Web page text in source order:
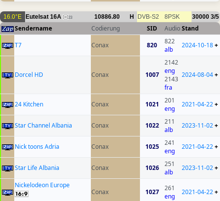
16.0°E Eutelsat 16A 23 10886.80 H DVB-S2 8PSK 30000 3/5
Sendername Codierung SID AudioStand
T7
Conax 820
822
alb
2024-10-18+
Dorcel HD Conax 1007
2142
eng
2143
fra
2024-08-04+
24 Kitchen Conax 1021
201
eng
2021-04-22+
Star Channel Albania Conax 1022
211
alb
2023-11-02+
Nick toons Adria Conax 1025
241
eng
2021-04-22+
Star Life Albania Conax 1026
251
alb
2023-11-02+
Nickelodeon Europe
Conax
1027
261
eng
2021-04-22+